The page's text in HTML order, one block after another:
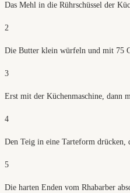
Das Mehl in die Rührschüssel der
2
Die Butter klein würfeln und mit 75
3
Erst mit der Küchenmaschine, dann
4
Den Teig in eine Tarteform drücken,
5
Die harten Enden vom Rhabarber